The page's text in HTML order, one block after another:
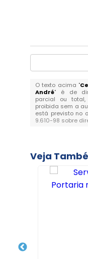
O texto acima "
André" é de
parcial ou
proibida sem a
está previsto no
9.610-98 sobre
Veja